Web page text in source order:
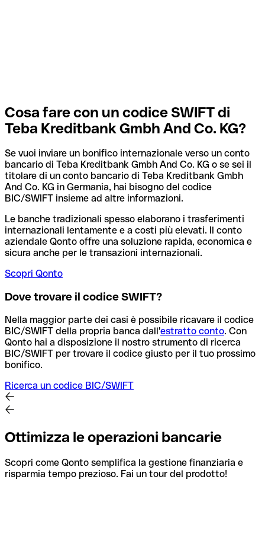
Cosa fare con un codice SWIFT di
Teba Kreditbank Gmbh And Co. KG?
Se vuoi inviare un bonifico internazionale verso un conto
bancario di Teba Kreditbank Gmbh And Co. KG o se sei il
titolare di un conto bancario di Teba Kreditbank Gmbh
And Co. KG in Germania, hai bisogno del codice
BIC/SWIFT insieme ad altre informazioni.
Le banche tradizionali spesso elaborano i trasferimenti
internazionali lentamente e a costi più elevati. Il conto
aziendale Qonto offre una soluzione rapida, economica e
sicura anche per le transazioni internazionali.
Scopri Qonto
Dove trovare il codice SWIFT?
Nella maggior parte dei casi è possibile ricavare il codice
BIC/SWIFT della propria banca dall'estratto conto. Con
Qonto hai a disposizione il nostro strumento di ricerca
BIC/SWIFT per trovare il codice giusto per il tuo prossimo
bonifico.
Ricerca un codice BIC/SWIFT
Ottimizza le operazioni bancarie
Scopri come Qonto semplifica la gestione finanziaria e
risparmia tempo prezioso. Fai un tour del prodotto!